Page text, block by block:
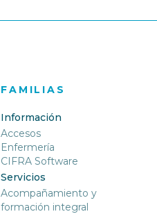
FAMILIAS
Información
Accesos
Enfermería
CIFRA Software
Servicios
Acompañamiento y
formación integral